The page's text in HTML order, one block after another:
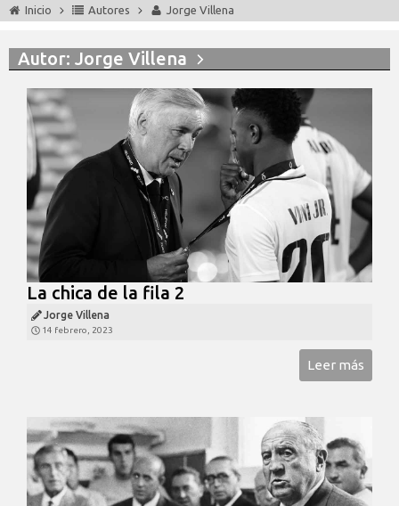
Inicio Autores Jorge Villena
Autor: Jorge Villena
La chica de la fila 2
Jorge Villena
14 febrero, 2023
Leer más